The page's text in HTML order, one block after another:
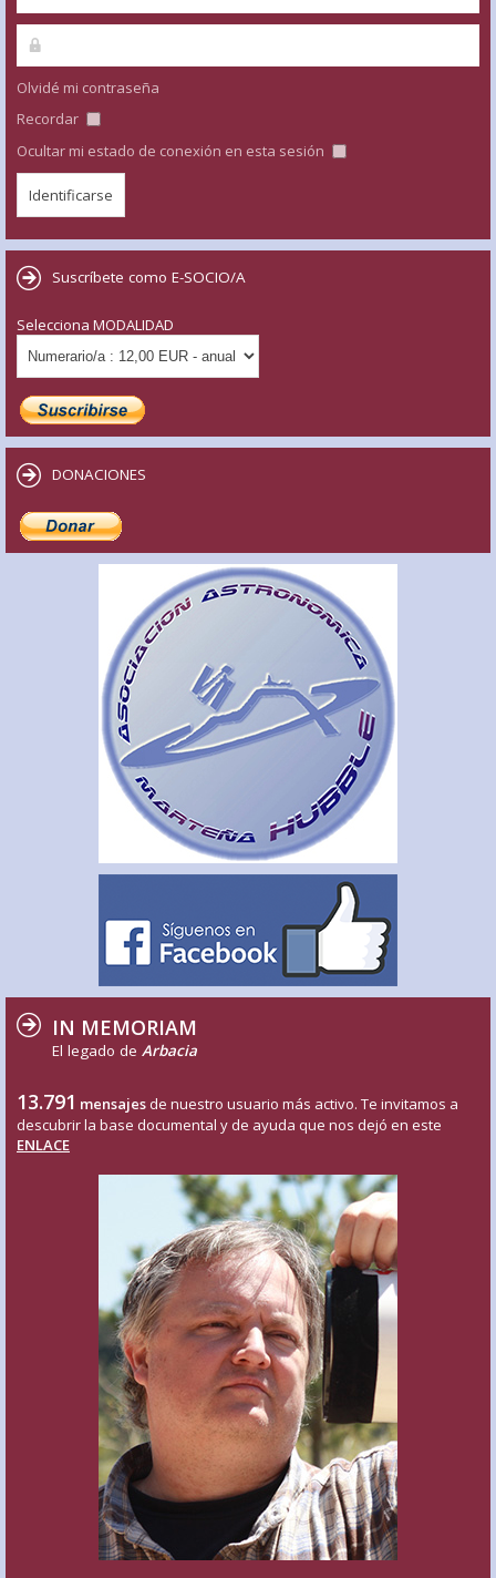
Olvidé mi contraseña
Recordar
Ocultar mi estado de conexión en esta sesión
Suscríbete como E-SOCIO/A
Selecciona MODALIDAD
DONACIONES
IN MEMORIAM
El legado de Arbacia
13.791 mensajes de nuestro usuario más activo. Te invitamos a
descubrir la base documental y de ayuda que nos dejó en este
ENLACE